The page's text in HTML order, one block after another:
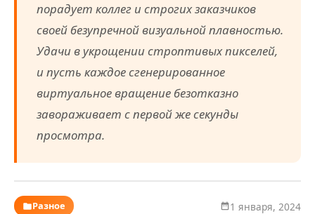
порадует коллег и строгих заказчиков
своей безупречной визуальной плавностью.
Удачи в укрощении строптивых пикселей,
и пусть каждое сгенерированное
виртуальное вращение безотказно
завораживает с первой же секунды
просмотра.
Разное 1 января, 2024